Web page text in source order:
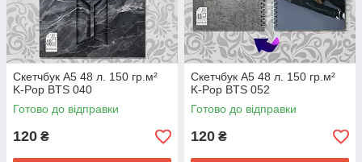
Скетчбук А5 48 л. 150 гр.м²
K-Pop BTS 040
Готово до відправки
120 ₴
Скетчбук А5 48 л. 150 гр.м²
K-Pop BTS 052
Готово до відправки
120 ₴